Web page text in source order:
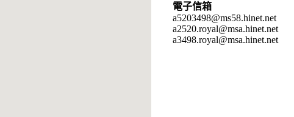
電子信箱
a5203498@ms58.hinet.net
a2520.royal@msa.hinet.net
a3498.royal@msa.hinet.net